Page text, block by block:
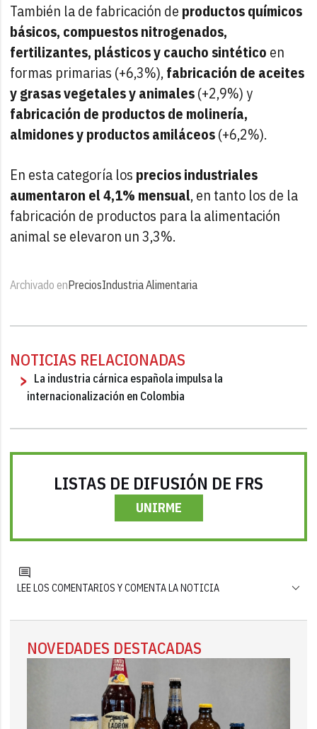
También la de fabricación de productos químicos
básicos, compuestos nitrogenados,
fertilizantes, plásticos y caucho sintético en
formas primarias (+6,3%),fabricación de aceites
y grasas vegetales y animales(+2,9%) y
fabricación de productos de molinería,
almidones y productos amiláceos(+6,2%).
En esta categoría los precios industriales
aumentaron el 4,1% mensual, en tanto los de la
fabricación de productos para la alimentación
animal se elevaron un 3,3%.
Archivado enPreciosIndustria Alimentaria
NOTICIAS RELACIONADAS
La industria cárnica española impulsa la
internacionalización en Colombia
LISTAS DE DIFUSIÓN DE FRS
UNIRME
LEE LOS COMENTARIOS Y COMENTA LA NOTICIA
NOVEDADES DESTACADAS